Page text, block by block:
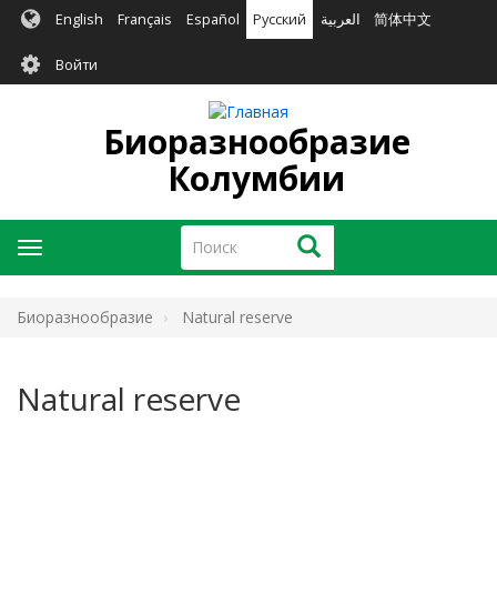
Перейти
основному
содержанию
English Français Español Русский العربية 简体中文
User
account
Войти
Биоразнообразие
Колумбии
Поиск Поиск
Toggle
navigation
Биоразнообразие Natural reserve
Natural reserve